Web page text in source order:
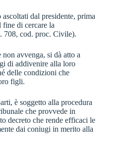
dal presidente, prima
fine di cercare la
708, cod. proc. Civile).
avvenga, si dà atto a
di addivenire alla loro
delle condizioni che
figli.
è soggetto alla procedura
che provvede in
decreto che rende efficaci le
dai coniugi in merito alla